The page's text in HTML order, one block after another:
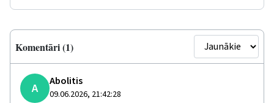
Komentāri (1)
A Abolitis
09.06.2026, 21:42:28